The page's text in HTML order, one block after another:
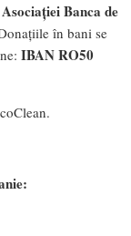
Banca de
în bani se
IBAN RO50